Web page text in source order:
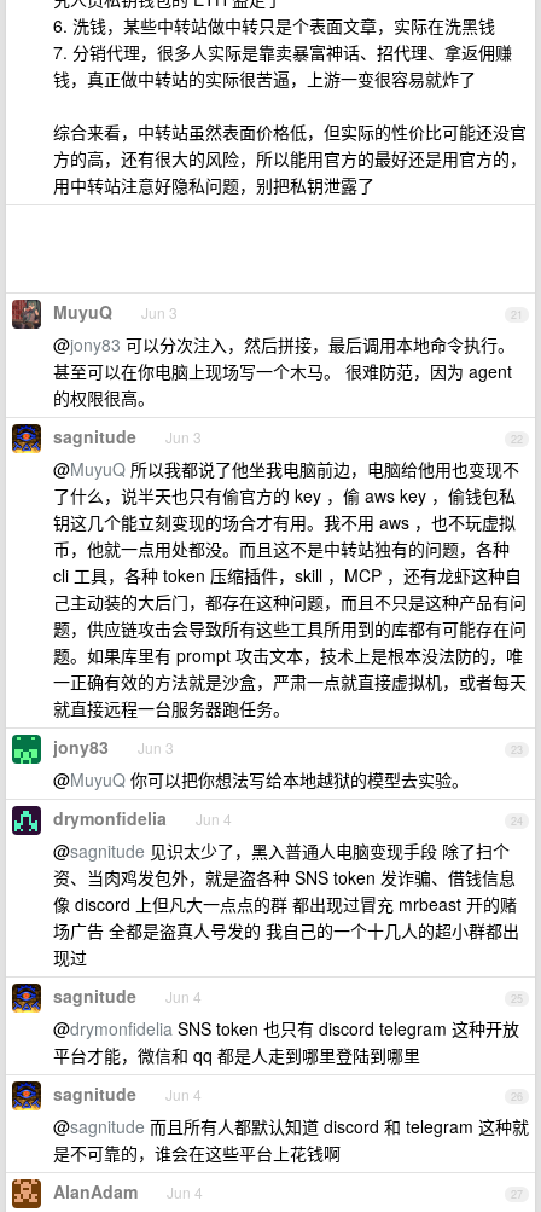
6. 洗钱，某些中转站做中转只是个表面文章，实际在洗黑钱
7. 分销代理，很多人实际是靠卖暴富神话、招代理、拿返佣赚
钱，真正做中转站的实际很苦逼，上游一变很容易就炸了
综合来看，中转站虽然表面价格低，但实际的性价比可能还没官
方的高，还有很大的风险，所以能用官方的最好还是用官方的，
用中转站注意好隐私问题，别把私钥泄露了
21
MuyuQ Jun 3
@jony83 可以分次注入，然后拼接，最后调用本地命令执行。
甚至可以在你电脑上现场写一个木马。 很难防范，因为 agent
的权限很高。
22
sagnitude Jun 3
@MuyuQ 所以我都说了他坐我电脑前边，电脑给他用也变现不
了什么，说半天也只有偷官方的 key ，偷 aws key ，偷钱包私
钥这几个能立刻变现的场合才有用。我不用 aws ，也不玩虚拟
币，他就一点用处都没。而且这不是中转站独有的问题，各种
cli 工具，各种 token 压缩插件，skill ，MCP ，还有龙虾这种自
己主动装的大后门，都存在这种问题，而且不只是这种产品有问
题，供应链攻击会导致所有这些工具所用到的库都有可能存在问
题。如果库里有 prompt 攻击文本，技术上是根本没法防的，唯
一正确有效的方法就是沙盒，严肃一点就直接虚拟机，或者每天
就直接远程一台服务器跑任务。
23
jony83 Jun 3
@MuyuQ 你可以把你想法写给本地越狱的模型去实验。
24
drymonfidelia Jun 4
@sagnitude 见识太少了，黑入普通人电脑变现手段 除了扫个
资、当肉鸡发包外，就是盗各种 SNS token 发诈骗、借钱信息
像 discord 上但凡大一点点的群 都出现过冒充 mrbeast 开的赌
场广告 全都是盗真人号发的 我自己的一个十几人的超小群都出
现过
25
sagnitude Jun 4
@drymonfidelia SNS token 也只有 discord telegram 这种开放
平台才能，微信和 qq 都是人走到哪里登陆到哪里
26
sagnitude Jun 4
@sagnitude 而且所有人都默认知道 discord 和 telegram 这种就
是不可靠的，谁会在这些平台上花钱啊
27
AlanAdam Jun 4